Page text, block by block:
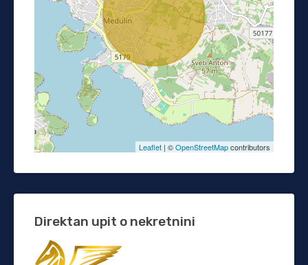
Leaflet | ©OpenStreetMapcontributors
Direktan upit o nekretnini